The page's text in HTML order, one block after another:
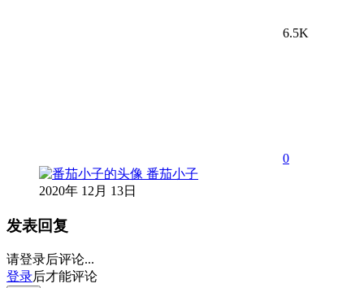
6.5K
0
番茄小子
2020年 12月 13日
发表回复
请登录后评论...
登录后才能评论